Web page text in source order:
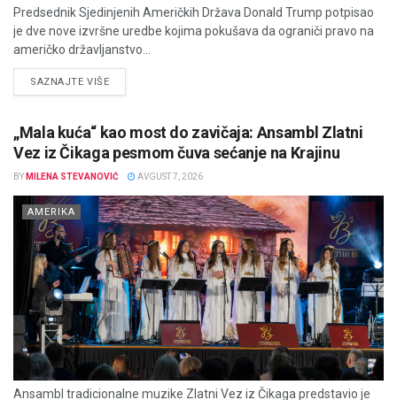
Predsednik Sjedinjenih Američkih Država Donald Trump potpisao
je dve nove izvršne uredbe kojima pokušava da ograniči pravo na
američko državljanstvo...
SAZNAJTE VIŠEDETAILS
„Mala kuća“ kao most do zavičaja: Ansambl Zlatni
Vez iz Čikaga pesmom čuva sećanje na Krajinu
BY MILENA STEVANOVIĆ AVGUST 7, 2026
AMERIKA
Ansambl tradicionalne muzike Zlatni Vez iz Čikaga predstavio je